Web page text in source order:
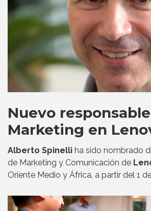
Nuevo
Marketing en
Alberto Spinelli ha sido nombrado
de Marketing y Comunicación de
Oriente Medio y África, a partir del 1